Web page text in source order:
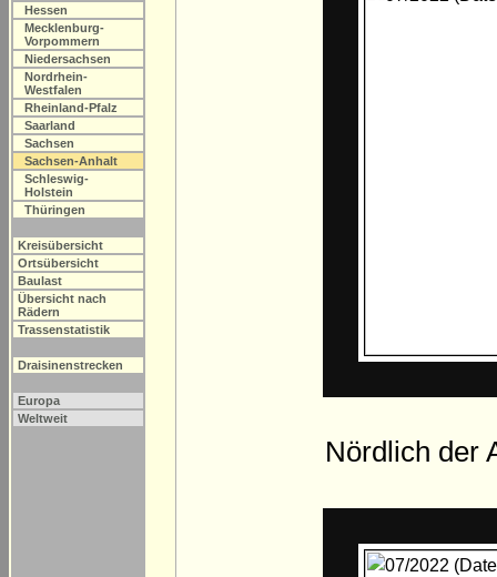
Hessen
Mecklenburg-
Vorpommern
Niedersachsen
Nordrhein-
Westfalen
Rheinland-Pfalz
Saarland
Sachsen
Sachsen-Anhalt
Schleswig-
Holstein
Thüringen
Kreisübersicht
Ortsübersicht
Baulast
Übersicht nach
Rädern
Trassenstatistik
Draisinenstrecken
Europa
Weltweit
Nördlich der